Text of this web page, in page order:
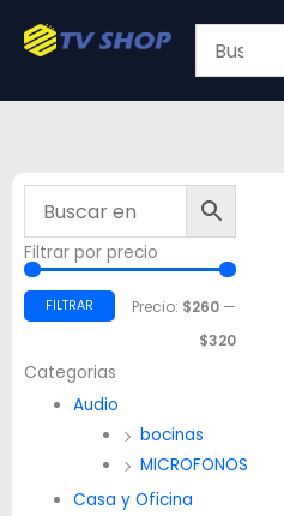
Filtrar por precio
FILTRAR Precio: $260—
$320
Categorias
Audio
bocinas
MICROFONOS
Casa y Oficina